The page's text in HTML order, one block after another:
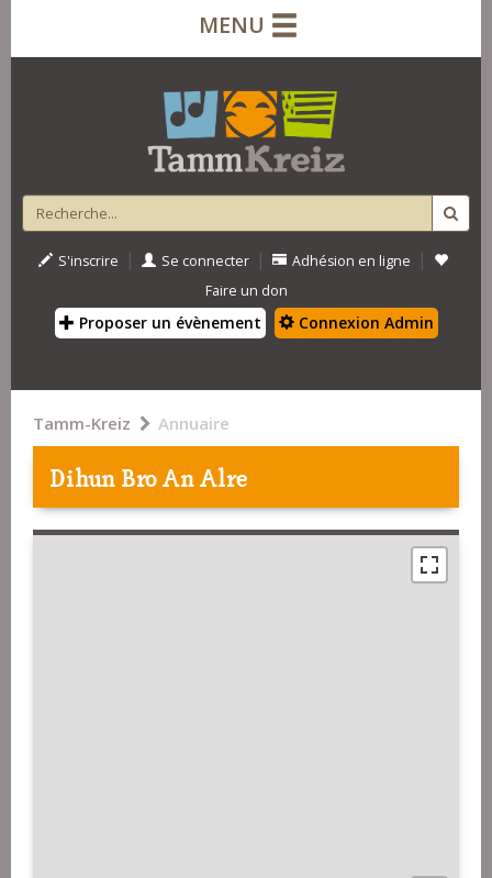
MENU
S'inscrire | Se connecter | Adhésion en ligne |
Faire un don
Proposer un évènement Connexion Admin
Tamm-Kreiz Annuaire
Dihun Bro An Alre